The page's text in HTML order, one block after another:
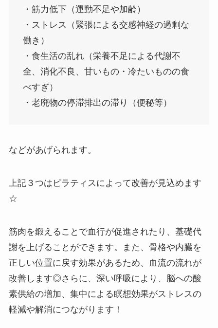
・筋力低下（運動不足や加齢）
・ストレス（緊張による交感神経の過剰な
働き）
・食生活の乱れ（栄養不足による代謝不
全、消化不良、甘いもの・冷たいものの食
べすぎ）
・老廃物の停滞排出の滞り（便秘等）
などがあげられます。
上記３つはピラティスによって改善が見込めます
☆
筋肉を鍛えることで血行が促進されたり、基礎代
謝を上げることができます。また、骨格や内臓を
正しい位置に戻す効果があるため、血流の流れが
改善します◎さらに、深い呼吸により、脳への酸
素供給の増加、集中による瞑想効果がストレスの
軽減や解消につながります！